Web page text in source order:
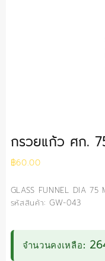
กรวยแก้ว ศก.
฿60.00
GLASS FUNNEL DIA 75
รหัสสินค้า: GW-043
จำนวนคงเหลือ: